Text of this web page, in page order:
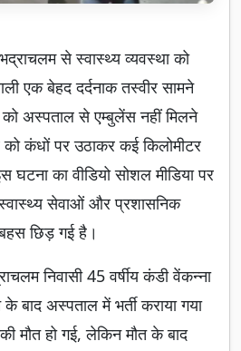
से स्वास्थ्य व्यवस्था को
एक बेहद दर्दनाक तस्वीर सामने
अस्पताल से एम्बुलेंस नहीं मिलने
कंधों पर उठाकर कई किलोमीटर
का वीडियो सोशल मीडिया पर
स्वास्थ्य सेवाओं और प्रशासनिक
छिड़ गई है।
निवासी 45 वर्षीय कंडी वेंकन्ना
बाद अस्पताल में भर्ती कराया गया
मौत हो गई, लेकिन मौत के बाद